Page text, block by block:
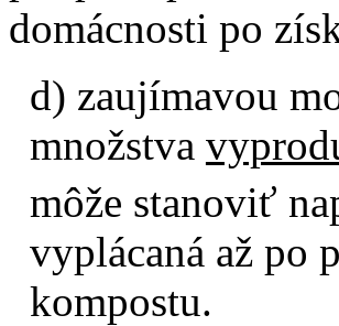
domácnosti po
d) zaujímavou
množstva
môže stanoviť
vyplácaná až po
kompostu.